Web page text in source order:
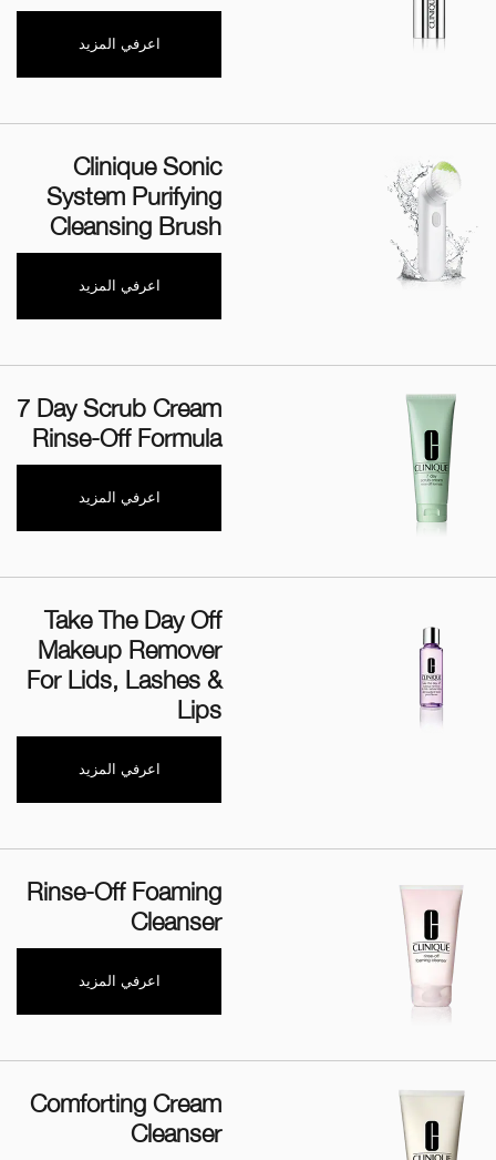
اعرفي المزيد
Clinique Sonic
System Purifying
Cleansing Brush
اعرفي المزيد
‎7 Day Scrub Cream
Rinse-Off Formula
اعرفي المزيد
Take The Day Off
Makeup Remover
For Lids, Lashes &
Lips
اعرفي المزيد
Rinse-Off Foaming
Cleanser
اعرفي المزيد
Comforting Cream
Cleanser